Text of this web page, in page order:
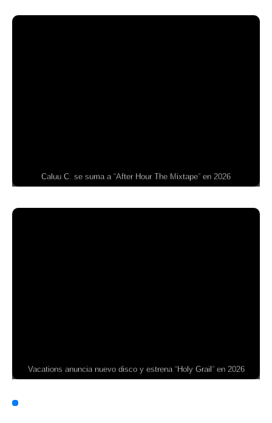
Caluu C. se suma a “After Hour The Mixtape” en 2026
Vacations anuncia nuevo disco y estrena “Holy Grail” en 2026